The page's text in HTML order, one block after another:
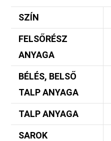
SZÍN
FELSŐRÉSZ
ANYAGA
BÉLÉS, BELSŐ
TALP ANYAGA
TALP ANYAGA
SAROK